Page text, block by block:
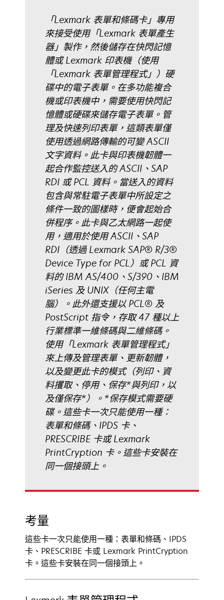
「Lexmark 表單和條碼卡」專用
來接受使用「Lexmark 表單產生
器」製作，然後儲存在快閃記憶
體或 Lexmark 印表機（使用
「Lexmark 表單管理程式」）硬
碟中的電子表單。在多功能複合
機或印表機中，需要使用快閃記
憶體或硬碟來儲存電子表單。管
理及快速列印表單，這類表單僅
使用透過網路傳輸的可變 ASCII
文字資料。此卡與印表機韌體一
起合作監控送入的 ASCII、SAP
RDI 或 PCL 資料。當送入的資料
包含與常駐電子表單中所設定之
條件一致的圖樣時，便會起始合
併程序。此卡與乙太網路一起使
用，適用於使用 ASCII、SAP
RDI（透過 Lexmark SAP® R/3®
Device Type for PCL）或 PCL 資
料的 IBM AS/400、S/390、IBM
iSeries 及 UNIX（任何主電
腦）。此外還支援以 PCL® 及
PostScript 指令，存取 47 種以上
行業標準一維條碼與二維條碼。
使用「Lexmark 表單管理程式」
來上傳及管理表單、更新韌體，
以及變更此卡的模式（列印、資
料攫取、停用、保存*與列印，以
及僅保存*）。*保存模式需要硬
碟。這些卡一次只能使用一種：
表單和條碼、IPDS 卡、
PRESCRIBE 卡或 Lexmark
PrintCryption 卡。這些卡安裝在
同一個接頭上。
考量
這些卡一次只能使用一種：表單和條碼、IPDS
卡、PRESCRIBE 卡或 Lexmark PrintCryption
卡。這些卡安裝在同一個接頭上。